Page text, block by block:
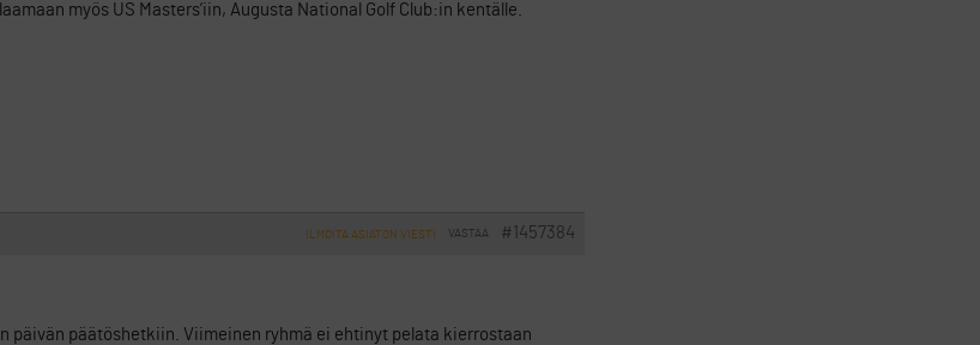
myös US Masters’iin, Augusta National Golf Club:in kentälle.
#1457384
VASTAA
ILMOITA ASIATON VIESTI
päivän päätöshetkiin. Viimeinen ryhmä ei ehtinyt pelata kierrostaan